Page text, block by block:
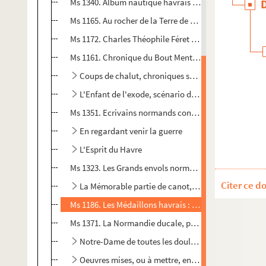
Ms 1165. Au rocher de la Terre de Feu ; ou Le
Ms 1172. Charles Théophile Féret : manuscrit
Ms 1161. Chronique du Bout Menteux, un brin
Coups de chalut, chroniques sur la mer et les marins
L'Enfant de l'exode, scénario d'un film
Ms 1351. Ecrivains normands contemporains 1933/
En regardant venir la guerre
L'Esprit du Havre
Ms 1323. Les Grands envols normands suivis de
La Mémorable partie de canot, nouvelle
Ms 1186. Les Médaillons havrais : tapuscrits avec
Ms 1371. La Normandie ducale, petit abrégé
Notre-Dame de toutes les douleurs
Oeuvres mises, ou à mettre, en musique
Citer ce